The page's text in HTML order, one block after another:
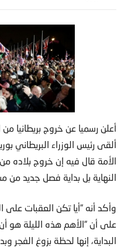
أعلن رسميا عن خروج بريطانيا من
ألقى رئيس الوزراء البريطاني
الأمة قال فيه إن خروج بلاده
النهاية بل بداية فصل جديد من
وأكد أنه “أيا تكن العقبات على
على أن “الأهم هذه الليلة هو
البداية، إنها لحظة بزوغ الفجر